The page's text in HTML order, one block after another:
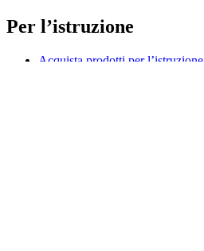
Per l’istruzione
Acquista prodotti per l’istruzione